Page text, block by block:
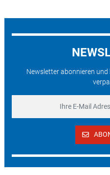
Newsletter abonnieren